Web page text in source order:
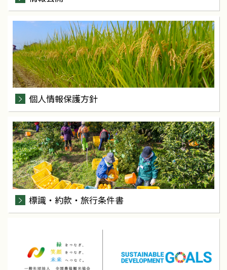
個人情報保護方針
標識・約款・旅行条件書